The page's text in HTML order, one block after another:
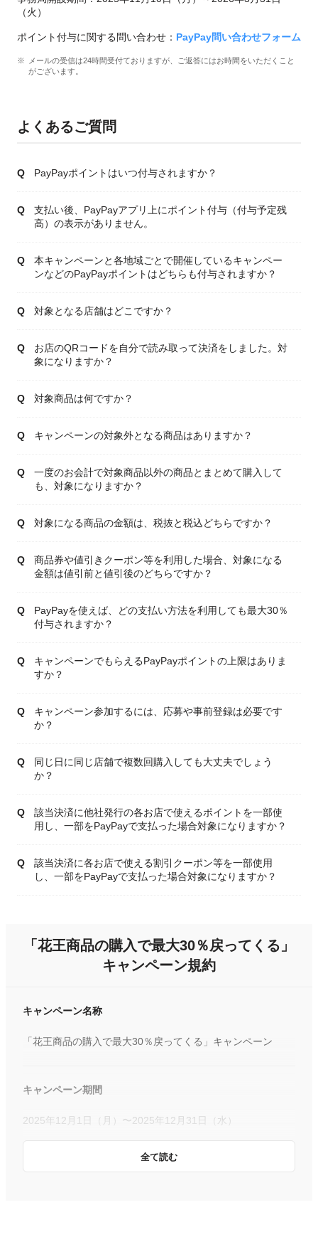
（火）
ポイント付与に関する問い合わせ： PayPay問い合わせフォーム
メールの受信は24時間受付ておりますが、ご返答にはお時間をいただくこと
がございます。
よくあるご質問
PayPayポイントはいつ付与されますか？
支払い後、PayPayアプリ上にポイント付与（付与予定残
高）の表示がありません。
本キャンペーンと各地域ごとで開催しているキャンペー
ンなどのPayPayポイントはどちらも付与されますか？
対象となる店舗はどこですか？
お店のQRコードを自分で読み取って決済をしました。対
象になりますか？
対象商品は何ですか？
キャンペーンの対象外となる商品はありますか？
一度のお会計で対象商品以外の商品とまとめて購入して
も、対象になりますか？
対象になる商品の金額は、税抜と税込どちらですか？
商品券や値引きクーポン等を利用した場合、対象になる
金額は値引前と値引後のどちらですか？
PayPayを使えば、どの支払い方法を利用しても最大30％
付与されますか？
キャンペーンでもらえるPayPayポイントの上限はありま
すか？
キャンペーン参加するには、応募や事前登録は必要です
か？
同じ日に同じ店舗で複数回購入しても大丈夫でしょう
か？
該当決済に他社発行の各お店で使えるポイントを一部使
用し、一部をPayPayで支払った場合対象になりますか？
該当決済に各お店で使える割引クーポン等を一部使用
し、一部をPayPayで支払った場合対象になりますか？
「花王商品の購入で最大30％戻ってくる」
キャンペーン規約
全て読む
キャンペーン名称
「花王商品の購入で最大30％戻ってくる」キャンペーン
キャンペーン期間
2025年12月1日（月）〜2025年12月31日（水）
キャンペーン主催者